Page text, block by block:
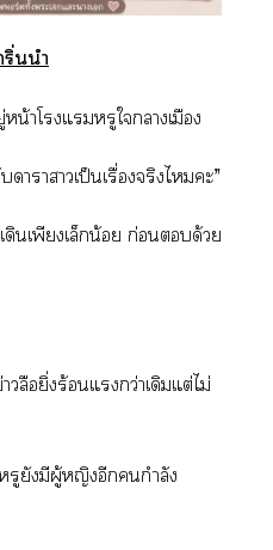
นนำ
น้าโแหรูใาเมือง
าาาเป็นเรื่องจริงไะ”
นเพียงเล็กน้อย ก่อนด้วย
วลือยิ่งร้อนแกว่าเดิมแต่ไม่
รูยังมีผู้หญิงอีกกำลัง